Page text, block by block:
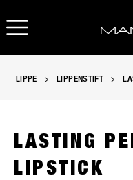
OPEN NAVIGATION
LIPPE LIPPENSTIFT
LASTING
LIPSTICK